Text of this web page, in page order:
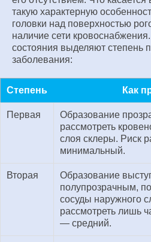
такую характерную
головки над поверхностью
наличие сети
состояния выделяют степень
заболевания:
Степень Как
Первая
Образование
рассмотреть
слоя склеры. Риск
минимальный.
Вторая
Образование
полупрозрачным,
сосуды наружного
рассмотреть лишь
— средний.